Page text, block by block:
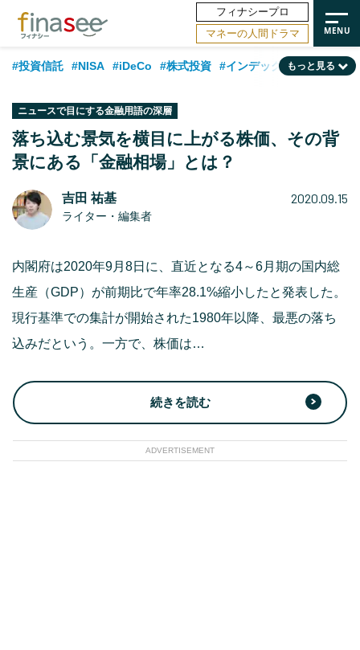
フィナシープロ
マネーの人間ドラマ
#投資信託 #NISA #iDeCo #株式投資 #インデックスファンド
#ランキング #日本株 #公的年金 #40代 #トレンド
#フィナンシャル・ウェルビーイング #企業型DC
#老後 #データ・調査
もっと見る
ニュースで目にする金融用語の深層
落ち込む景気を横目に上がる株価、その背
景にある「金融相場」とは？
吉田 祐基
ライター・編集者
2020.09.15
内閣府は2020年9月8日に、直近となる4～6月期の国内総
生産（GDP）が前期比で年率28.1%縮小したと発表した。
現行基準での集計が開始された1980年以降、最悪の落ち
込みだという。一方で、株価は…
続きを読む
ADVERTISEMENT